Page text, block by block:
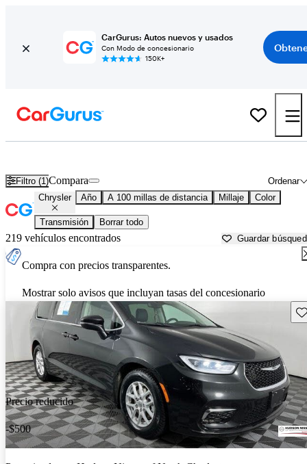
CarGurus: Autos nuevos y usados
Con Modo de concesionario
150K+
Filtro (1) Ordenar
Compara
Chrysler Año A 100 millas de distancia Millaje Color
Transmisión Borrar todo
219 vehículos encontrados Guardar
Compra con precios transparentes.
Mostrar solo avisos que incluyan tasas del concesionario
Precio reducido
-$500